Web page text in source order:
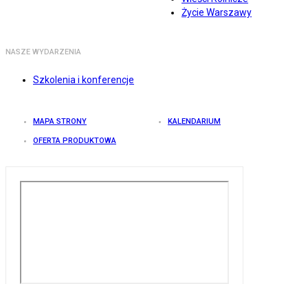
Życie Warszawy
NASZE WYDARZENIA
Szkolenia i konferencje
MAPA STRONY KALENDARIUM
OFERTA PRODUKTOWA